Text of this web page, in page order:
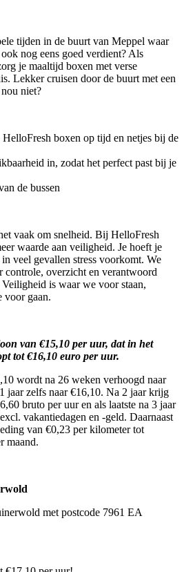
tijden in de buurt van Meppel waar
nog eens goed verdient? Als
je maaltijd boxen met verse
Lekker cruisen door de buurt met een
niet?
boxen op tijd en netjes bij de
in, zodat het perfect past bij je
de bussen
vaak om snelheid. Bij HelloFresh
waarde aan veiligheid. Je hoeft je
veel gevallen stress voorkomt. We
controle, overzicht en verantwoord
is waar we voor staan,
voor gaan.
van €15,10 per uur, dat in het
tot €16,10 euro per uur.
wordt na 26 weken verhoogd naar
jaar zelfs naar €16,10. Na 2 jaar krijg
bruto per uur en als laatste na 3 jaar
vakantiedagen en -geld. Daarnaast
van €0,23 per kilometer tot
maand.
met postcode 7961 EA